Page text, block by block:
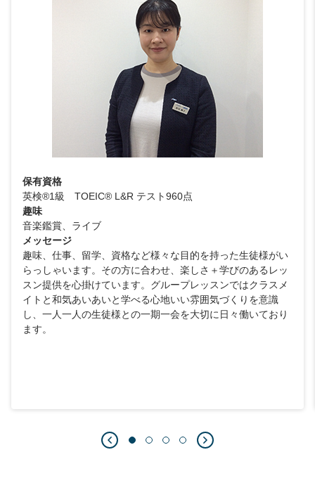
保有資格
英検®1級 TOEIC® L&R テスト960点
趣味
音楽鑑賞、ライブ
メッセージ
趣味、仕事、留学、資格など様々な目的を持った生徒様がい
らっしゃいます。その方に合わせ、楽しさ＋学びのあるレッ
スン提供を心掛けています。グループレッスンではクラスメ
イトと和気あいあいと学べる心地いい雰囲気づくりを意識
し、一人一人の生徒様との一期一会を大切に日々働いており
ます。